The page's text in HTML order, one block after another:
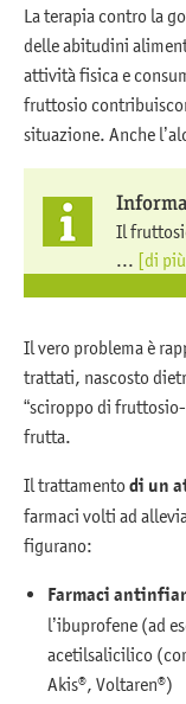
La terapia contro la
delle abitudini
attività fisica e
fruttosio
situazione. Anche
Il
[di
Il vero problema è
trattati, nascosto
“sciroppo di
frutta.
Il trattamentodi un
farmaci volti ad
figurano:
Farmaci
l’ibuprofene (ad
acetilsalicilico
Akis®, Voltaren®)